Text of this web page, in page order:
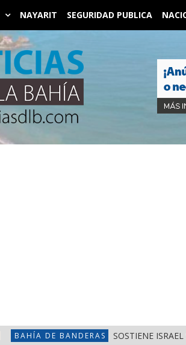
NAYARIT SEGURIDAD PUBLICA
BAHÍA DE BANDERAS SOSTIENE